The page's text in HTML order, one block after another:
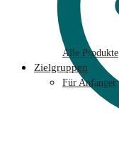
Alle Produkte
Zielgruppen
Für Anfänger